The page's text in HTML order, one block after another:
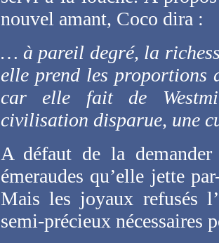
nouvel amant, Coco dira :
… à pareil degré, la
elle prend les proportions
car elle fait de
civilisation disparue, une
A défaut de la
émeraudes qu’elle jette
Mais les joyaux refusés
semi-précieux nécessaires